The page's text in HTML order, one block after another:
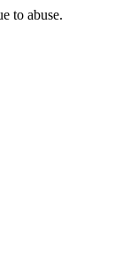
to abuse.